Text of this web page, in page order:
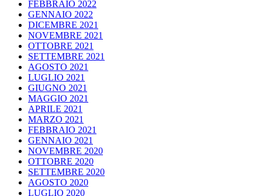
FEBBRAIO 2022
GENNAIO 2022
DICEMBRE 2021
NOVEMBRE 2021
OTTOBRE 2021
SETTEMBRE 2021
AGOSTO 2021
LUGLIO 2021
GIUGNO 2021
MAGGIO 2021
APRILE 2021
MARZO 2021
FEBBRAIO 2021
GENNAIO 2021
NOVEMBRE 2020
OTTOBRE 2020
SETTEMBRE 2020
AGOSTO 2020
LUGLIO 2020